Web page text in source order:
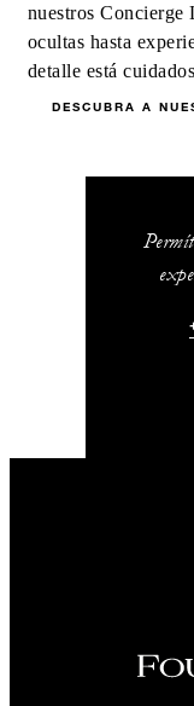
nuestros Concierge
ocultas hasta
detalle está
DESCUBRA A